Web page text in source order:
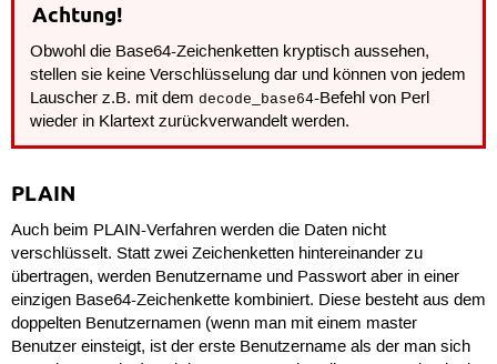
Achtung!
Obwohl die Base64-Zeichenketten kryptisch aussehen,
stellen sie keine Verschlüsselung dar und können von jedem
Lauscher z.B. mit demdecode_base64-Befehl von Perl
wieder in Klartext zurückverwandelt werden.
PLAIN
Auch beim PLAIN-Verfahren werden die Daten nicht
verschlüsselt. Statt zwei Zeichenketten hintereinander zu
übertragen, werden Benutzername und Passwort aber in einer
einzigen Base64-Zeichenkette kombiniert. Diese besteht aus dem
doppelten Benutzernamen (wenn man mit einem master
Benutzer einsteigt, ist der erste Benutzername als der man sich